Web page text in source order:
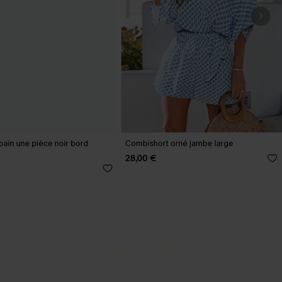
une pièce noir bord
Combishort orné jambe large
28,00 €